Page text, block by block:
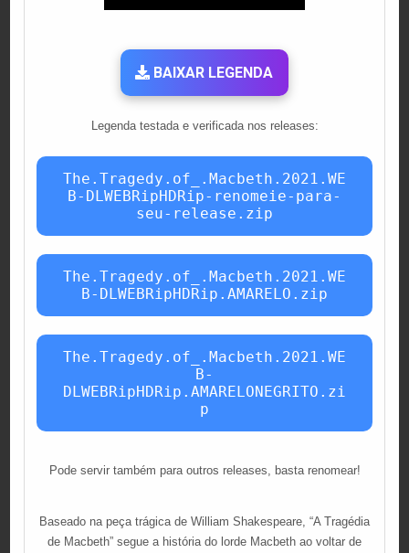
BAIXAR LEGENDA
Legenda testada e verificada nos releases:
The.Tragedy.of_.Macbeth.2021.WE
B-DLWEBRipHDRip-renomeie-para-
seu-release.zip
The.Tragedy.of_.Macbeth.2021.WE
B-DLWEBRipHDRip.AMARELO.zip
The.Tragedy.of_.Macbeth.2021.WE
B-
DLWEBRipHDRip.AMARELONEGRITO.zi
p
Pode servir também para outros releases, basta renomear!
Baseado na peça trágica de William Shakespeare, “A Tragédia
de Macbeth” segue a história do lorde Macbeth ao voltar de